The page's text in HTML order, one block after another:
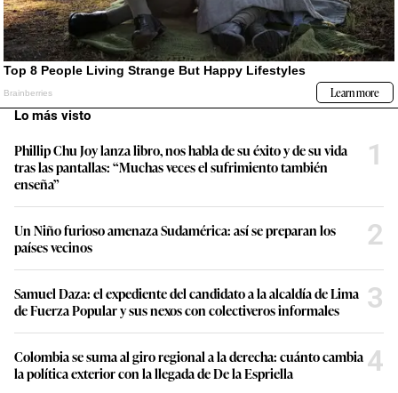
Lo más visto
Phillip Chu Joy lanza libro, nos habla de su éxito y de su vida
tras las pantallas: “Muchas veces el sufrimiento también
enseña”
1
Un Niño furioso amenaza Sudamérica: así se preparan los
países vecinos
2
Samuel Daza: el expediente del candidato a la alcaldía de Lima
de Fuerza Popular y sus nexos con colectiveros informales
3
Colombia se suma al giro regional a la derecha: cuánto cambia
la política exterior con la llegada de De la Espriella
4